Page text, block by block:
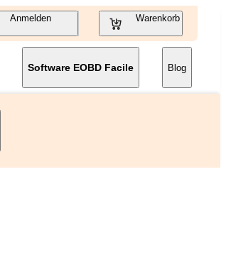
Anmelden Warenkorb
Software EOBD Facile Blog